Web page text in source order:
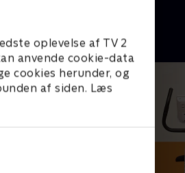
oplevelse af TV 2
anvende cookie-data
cookies herunder, og
af siden. Læs